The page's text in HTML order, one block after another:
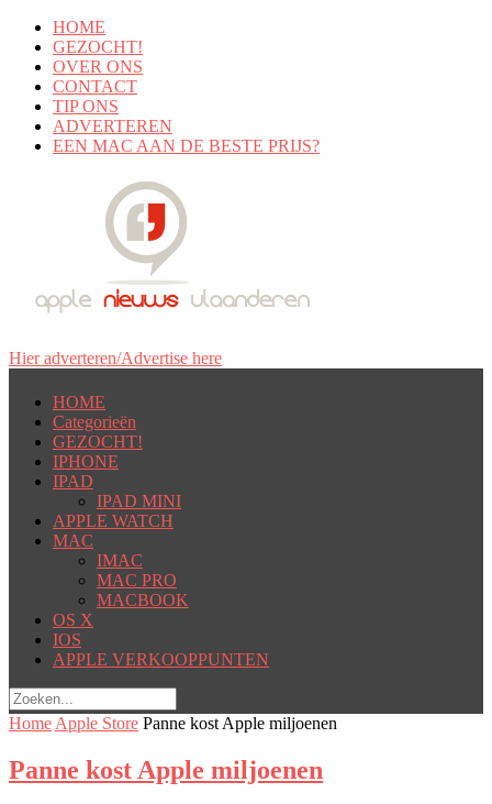
HOME
GEZOCHT!
OVER ONS
CONTACT
TIP ONS
ADVERTEREN
EEN MAC AAN DE BESTE PRIJS?
Hier adverteren/Advertise here
HOME
Categorieën
GEZOCHT!
IPHONE
IPAD
IPAD MINI
APPLE WATCH
MAC
IMAC
MAC PRO
MACBOOK
OS X
IOS
APPLE VERKOOPPUNTEN
Home Apple Store Panne kost Apple miljoenen
Panne kost Apple miljoenen